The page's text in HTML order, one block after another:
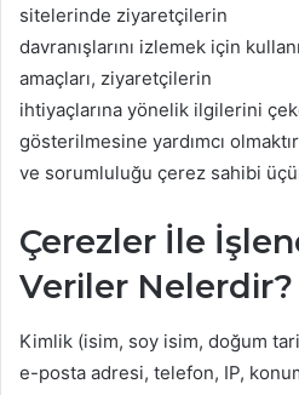
sitelerinde ziyaretçilerin
davranışlarını izlemek için
amaçları, ziyaretçilerin
ihtiyaçlarına yönelik ilgilerini
gösterilmesine yardımcı olmaktır
ve sorumluluğu çerez sahibi
Çerezler İle
Veriler Nelerdir?
Kimlik (isim, soy isim, doğum
e-posta adresi, telefon, IP,